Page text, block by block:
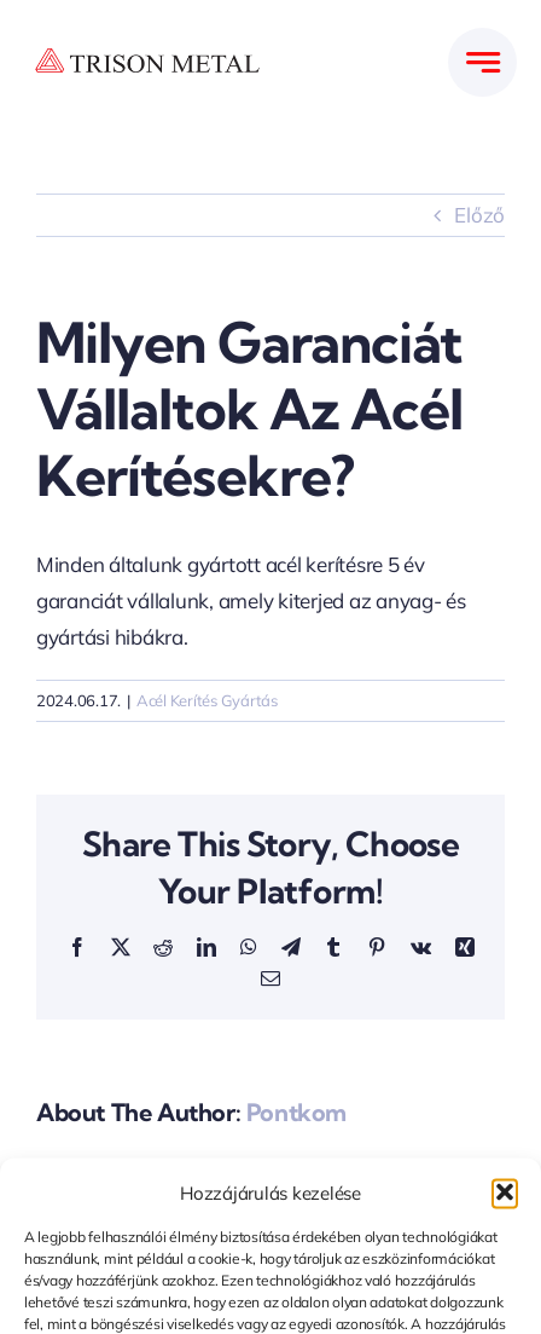
Hozzájárulás kezelése
A legjobb felhasználói élmény biztosítása érdekében olyan technológiákat
használunk, mint például a cookie-k, hogy tároljuk az eszközinformációkat
és/vagy hozzáférjünk azokhoz. Ezen technológiákhoz való hozzájárulás
lehetővé teszi számunkra, hogy ezen az oldalon olyan adatokat dolgozzunk
fel, mint a böngészési viselkedés vagy az egyedi azonosítók. A hozzájárulás
Előző
Milyen Garanciát
Vállaltok Az Acél
Kerítésekre?
Minden általunk gyártott acél kerítésre 5 év
garanciát vállalunk, amely kiterjed az anyag- és
gyártási hibákra.
2024.06.17. | Acél Kerítés Gyártás
Share This Story, Choose
Your Platform!
Facebook
X RedditLinkedInWhatsApp
TelegramTumblrPinterestVk
Xing
Email:
About The Author: Pontkom
Hagyj Üzenetet
You must belogged into post a comment.